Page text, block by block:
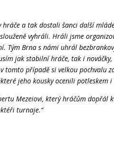
hráče a tak dostali šanci další
vyhráli. Hráli jsme
Tým Brna s námi uhrál
jak stabilní hráče, tak i
tomto případě si velkou pochvalu
jeho kousky ocenili potleskem
Mezeiovi, který hráčům dopřál
turnaje.“